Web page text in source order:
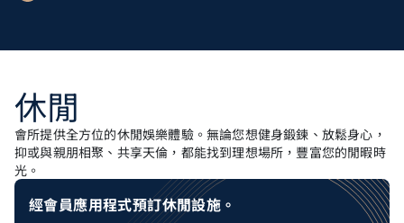
休閒
會所提供全方位的休閒娛樂體驗。無論您想健身鍛鍊、放鬆身心，
抑或與親朋相聚、共享天倫，都能找到理想場所，豐富您的閒暇時
光。
經會員應用程式預訂休閒設施。